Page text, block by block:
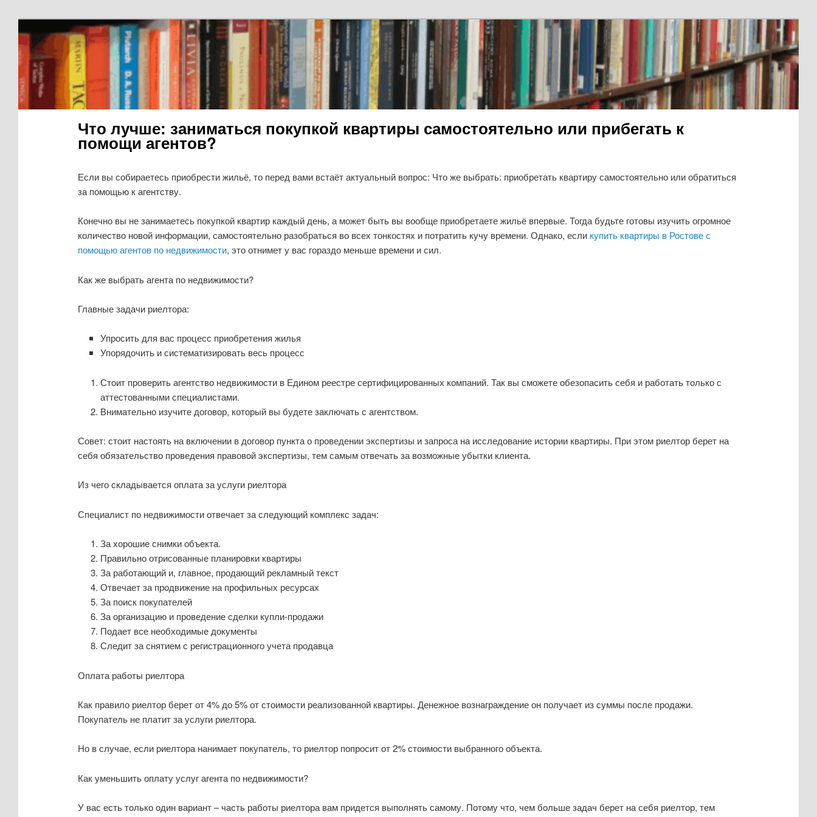
Что лучше: заниматься покупкой квартиры самостоятельно или прибегать к
помощи агентов?
Если вы собираетесь приобрести жильё, то перед вами встаёт актуальный вопрос: Что же выбрать: приобретать квартиру самостоятельно или обратиться
за помощью к агентству.
Конечно вы не занимаетесь покупкой квартир каждый день, а может быть вы вообще приобретаете жильё впервые. Тогда будьте готовы изучить огромное
количество новой информации, самостоятельно разобраться во всех тонкостях и потратить кучу времени. Однако, если купить квартиры в Ростове с
помощью агентов по недвижимости, это отнимет у вас гораздо меньше времени и сил.
Как же выбрать агента по недвижимости?
Главные задачи риелтора:
Упросить для вас процесс приобретения жилья
Упорядочить и систематизировать весь процесс
Стоит проверить агентство недвижимости в Едином реестре сертифицированных компаний. Так вы сможете обезопасить себя и работать только с
аттестованными специалистами.
Внимательно изучите договор, который вы будете заключать с агентством.
Совет: стоит настоять на включении в договор пункта о проведении экспертизы и запроса на исследование истории квартиры. При этом риелтор берет на
себя обязательство проведения правовой экспертизы, тем самым отвечать за возможные убытки клиента.
Из чего складывается оплата за услуги риелтора
Специалист по недвижимости отвечает за следующий комплекс задач:
За хорошие снимки объекта.
Правильно отрисованные планировки квартиры
За работающий и, главное, продающий рекламный текст
Отвечает за продвижение на профильных ресурсах
За поиск покупателей
За организацию и проведение сделки купли-продажи
Подает все необходимые документы
Следит за снятием с регистрационного учета продавца
Оплата работы риелтора
Как правило риелтор берет от 4% до 5% от стоимости реализованной квартиры. Денежное вознаграждение он получает из суммы после продажи.
Покупатель не платит за услуги риелтора.
Но в случае, если риелтора нанимает покупатель, то риелтор попросит от 2% стоимости выбранного объекта.
Как уменьшить оплату услуг агента по недвижимости?
У вас есть только один вариант – часть работы риелтора вам придется выполнять самому. Потому что, чем больше задач берет на себя риелтор, тем